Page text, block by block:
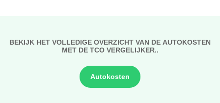
BEKIJK HET VOLLEDIGE OVERZICHT VAN DE AUTOKOSTEN
MET DE TCO VERGELIJKER..
Autokosten